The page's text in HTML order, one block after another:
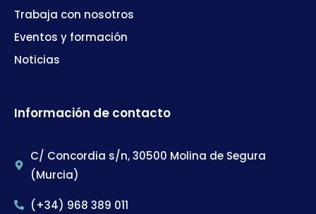
Trabaja con nosotros
Eventos y formación
Noticias
Información de contacto
C/ Concordia s/n, 30500 Molina de Segura
(Murcia)
(+34) 968 389 011